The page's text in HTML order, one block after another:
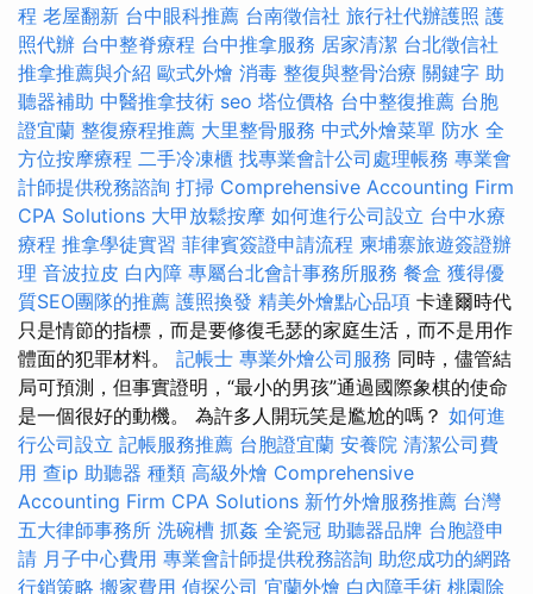
程 老屋翻新 台中眼科推薦 台南徵信社 旅行社代辦護照 護
照代辦 台中整脊療程 台中推拿服務 居家清潔 台北徵信社
推拿推薦與介紹 歐式外燴 消毒 整復與整骨治療 關鍵字 助
聽器補助 中醫推拿技術 seo 塔位價格 台中整復推薦 台胞
證宜蘭 整復療程推薦 大里整骨服務 中式外燴菜單 防水 全
方位按摩療程 二手冷凍櫃 找專業會計公司處理帳務 專業會
計師提供稅務諮詢 打掃 Comprehensive Accounting Firm
CPA Solutions 大甲放鬆按摩 如何進行公司設立 台中水療
療程 推拿學徒實習 菲律賓簽證申請流程 柬埔寨旅遊簽證辦
理 音波拉皮 白內障 專屬台北會計事務所服務 餐盒 獲得優
質SEO團隊的推薦 護照換發 精美外燴點心品項 卡達爾時代
只是情節的指標，而是要修復毛瑟的家庭生活，而不是用作
體面的犯罪材料。 記帳士 專業外燴公司服務 同時，儘管結
局可預測，但事實證明，“最小的男孩”通過國際象棋的使命
是一個很好的動機。 為許多人開玩笑是尷尬的嗎？ 如何進
行公司設立 記帳服務推薦 台胞證宜蘭 安養院 清潔公司費
用 查ip 助聽器 種類 高級外燴 Comprehensive
Accounting Firm CPA Solutions 新竹外燴服務推薦 台灣
五大律師事務所 洗碗槽 抓姦 全瓷冠 助聽器品牌 台胞證申
請 月子中心費用 專業會計師提供稅務諮詢 助您成功的網路
行銷策略 搬家費用 偵探公司 宜蘭外燴 白內障手術 桃園除